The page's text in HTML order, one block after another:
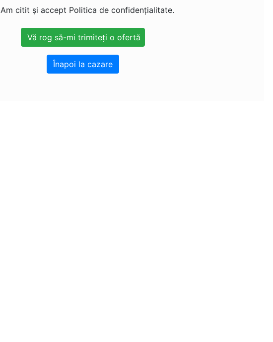
Am citit și accept Politica de confidențialitate.
Înapoi la cazare